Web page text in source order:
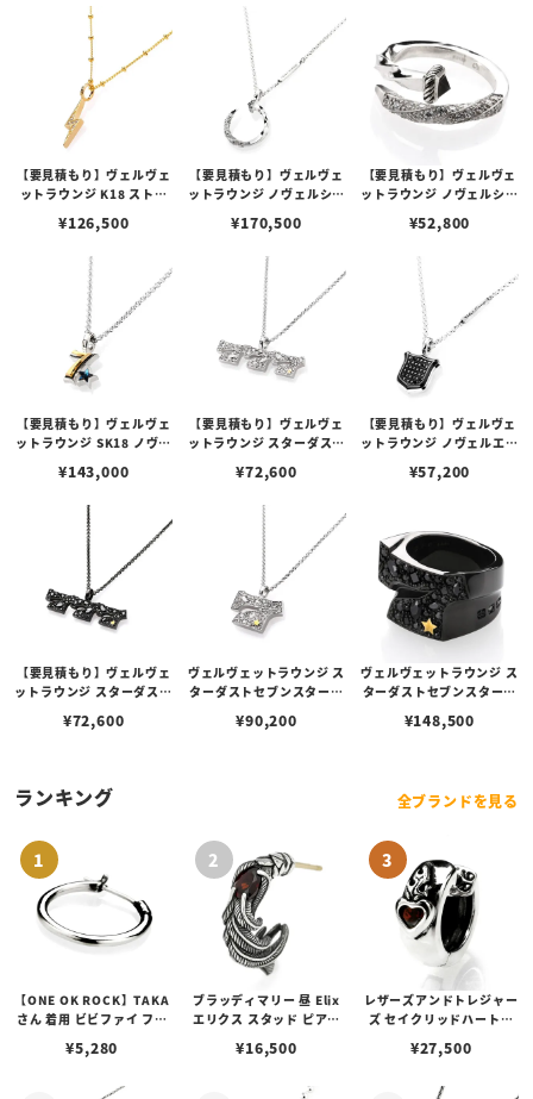
【要見積もり】ヴェルヴェ
ットラウンジ K18 ストラ
ダント w/ダイヤモンド
¥126,500
【要見積もり】ヴェルヴェ
ットラウンジ ノヴェルシャ
w/ダイヤモンド
¥170,500
【要見積もり】ヴェルヴェ
ットラウンジ ノヴェルシャ
イヤモンド
¥52,800
【要見積もり】ヴェルヴェ
ットラウンジ SK18 ノヴェ
w/スワロフスキー
¥143,000
【要見積もり】ヴェルヴェ
ットラウンジ スターダスト
ホワイト
¥72,600
【要見積もり】ヴェルヴェ
ットラウンジ ノヴェルエン
コーティング フルストーン
¥57,200
【要見積もり】ヴェルヴェ
ットラウンジ スターダスト
ブラック
¥72,600
ヴェルヴェットラウンジ ス
ターダストセブンスターペ
¥90,200
ヴェルヴェットラウンジ ス
ターダストセブンスターリ
¥148,500
ランキング 全ブランドを見る
【ONE OK ROCK】TAKA
さん 着用 ビビファイ フー
¥5,280
ブラッディマリー 昼 Elix
エリクス スタッド ピアス
¥16,500
レザーズアンドトレジャー
ズ セイクリッドハートピ
¥27,500